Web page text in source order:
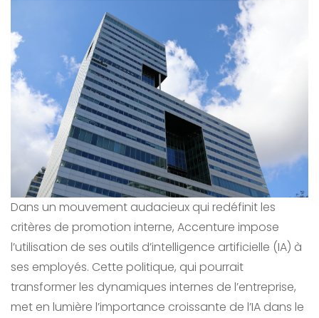
Dans un mouvement audacieux qui redéfinit les
critères de promotion interne, Accenture impose
l’utilisation de ses outils d’intelligence artificielle (IA) à
ses employés. Cette politique, qui pourrait
transformer les dynamiques internes de l’entreprise,
met en lumière l’importance croissante de l’IA dans le